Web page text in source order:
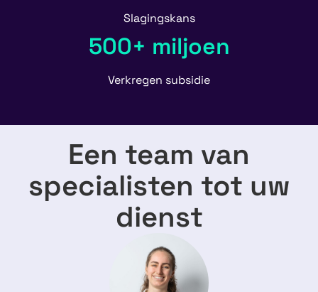
Slagingskans
500+ miljoen
Verkregen subsidie
Een team van
specialisten tot uw
dienst